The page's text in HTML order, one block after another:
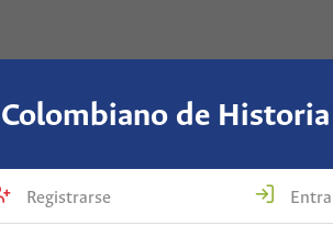
Registrarse